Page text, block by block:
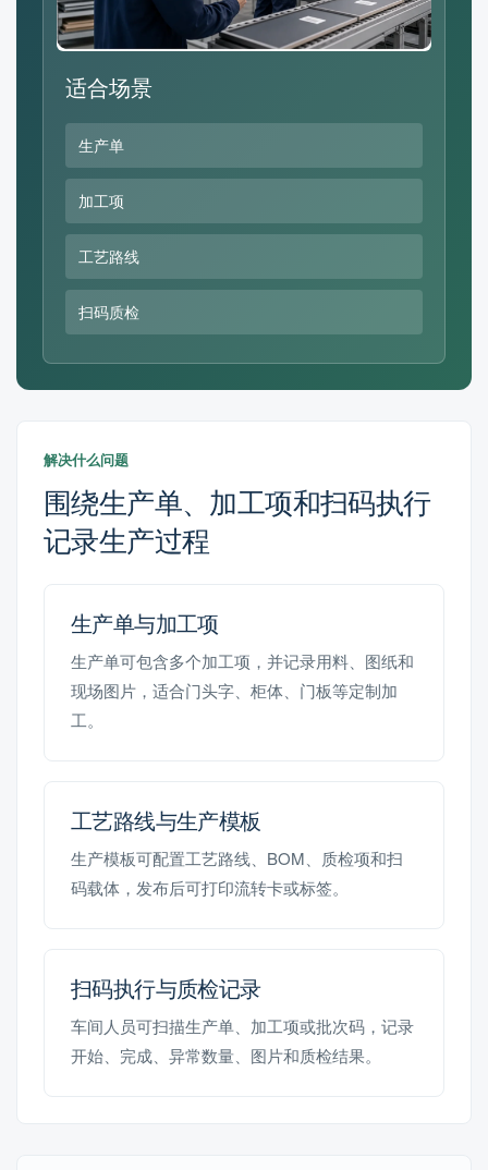
适合场景
生产单
加工项
工艺路线
扫码质检
解决什么问题
围绕生产单、加工项和扫码执行
记录生产过程
生产单与加工项
生产单可包含多个加工项，并记录用料、图纸和
现场图片，适合门头字、柜体、门板等定制加
工。
工艺路线与生产模板
生产模板可配置工艺路线、BOM、质检项和扫
码载体，发布后可打印流转卡或标签。
扫码执行与质检记录
车间人员可扫描生产单、加工项或批次码，记录
开始、完成、异常数量、图片和质检结果。